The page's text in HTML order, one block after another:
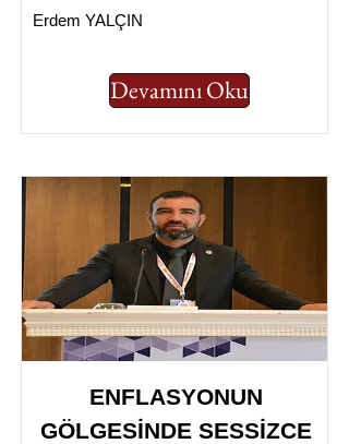
Erdem YALÇIN
Devamını Oku
ENFLASYONUN
GÖLGESİNDE SESSİZCE